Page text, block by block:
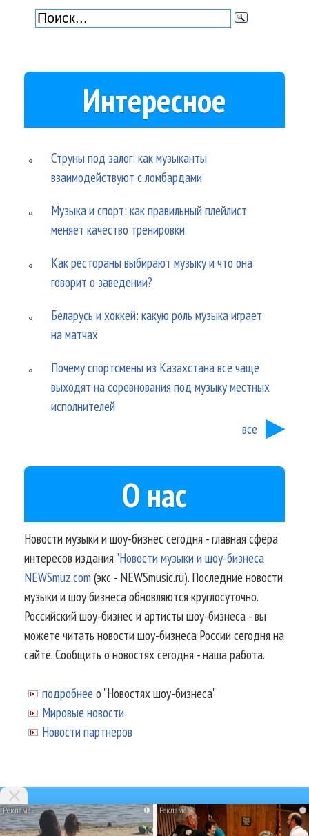
Интересное
Струны под залог: как музыканты
взаимодействуют с ломбардами
Музыка и спорт: как правильный плейлист
меняет качество тренировки
Как рестораны выбирают музыку и что она
говорит о заведении?
Беларусь и хоккей: какую роль музыка играет
на матчах
Почему спортсмены из Казахстана все чаще
выходят на соревнования под музыку местных
исполнителей
все
О нас
Новости музыки и шоу-бизнес сегодня - главная сфера
интересов издания"Новости музыки и шоу-бизнеса
NEWSmuz.com(экс - NEWSmusic.ru). Последние новости
музыки и шоу бизнеса обновляются круглосуточно.
Российский шоу-бизнес и артисты шоу-бизнеса - вы
можете читать новости шоу-бизнеса России сегодня на
сайте. Сообщить о новостях сегодня - наша работа.
подробнее о "Новостях шоу-бизнеса"
Мировые новости
Новости партнеров
© 2002-2026.Информационное
i i